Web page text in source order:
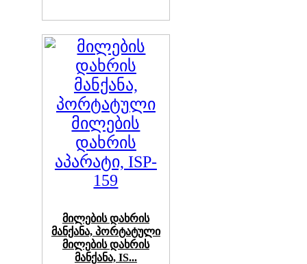
მილების დახრის
მანქანა, პორტატული
მილების დახრის
მანქანა, IS...